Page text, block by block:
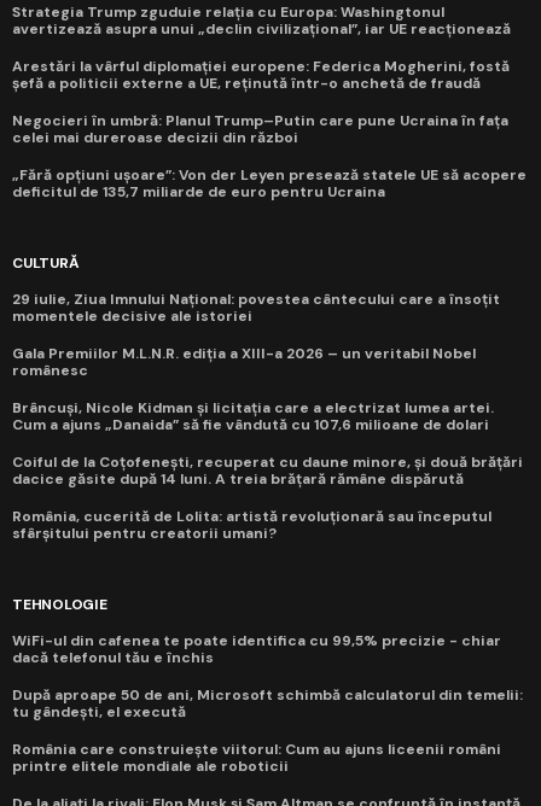
Strategia Trump zguduie relația cu Europa: Washingtonul
avertizează asupra unui „declin civilizațional”, iar UE reacționează
Arestări la vârful diplomației europene: Federica Mogherini, fostă
șefă a politicii externe a UE, reținută într-o anchetă de fraudă
Negocieri în umbră: Planul Trump–Putin care pune Ucraina în fața
celei mai dureroase decizii din război
„Fără opțiuni ușoare”: Von der Leyen presează statele UE să acopere
deficitul de 135,7 miliarde de euro pentru Ucraina
CULTURĂ
29 iulie, Ziua Imnului Național: povestea cântecului care a însoțit
momentele decisive ale istoriei
Gala Premiilor M.L.N.R. ediția a XIII-a 2026 – un veritabil Nobel
românesc
Brâncuși, Nicole Kidman și licitația care a electrizat lumea artei.
Cum a ajuns „Danaida” să fie vândută cu 107,6 milioane de dolari
Coiful de la Coțofenești, recuperat cu daune minore, și două brățări
dacice găsite după 14 luni. A treia brățară rămâne dispărută
România, cucerită de Lolita: artistă revoluționară sau începutul
sfârșitului pentru creatorii umani?
TEHNOLOGIE
WiFi-ul din cafenea te poate identifica cu 99,5% precizie - chiar
dacă telefonul tău e închis
După aproape 50 de ani, Microsoft schimbă calculatorul din temelii:
tu gândești, el execută
România care construiește viitorul: Cum au ajuns liceenii români
printre elitele mondiale ale roboticii